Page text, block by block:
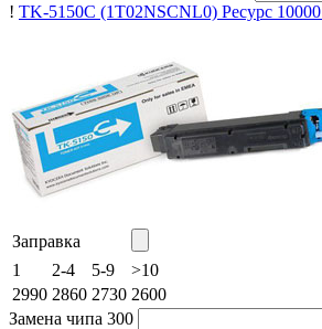
! TK-5150C (1T02NSCNL0) Ресурс 10000
Заправка
1
2-4 5-9
>10
2990 2860 2730 2600
Замена чипа 300